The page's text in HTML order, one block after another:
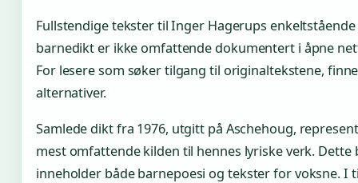
Fullstendige tekster til Inger Hagerups enkeltstående
barnedikt er ikke omfattende dokumentert i åpne
For lesere som søker tilgang til originaltekstene,
alternativer.
Samlede dikt fra 1976, utgitt på Aschehoug,
mest omfattende kilden til hennes lyriske verk. Dette
inneholder både barnepoesi og tekster for voksne. I